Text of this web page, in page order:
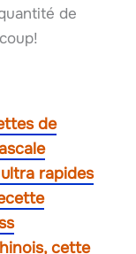
de
de
rapides
cette